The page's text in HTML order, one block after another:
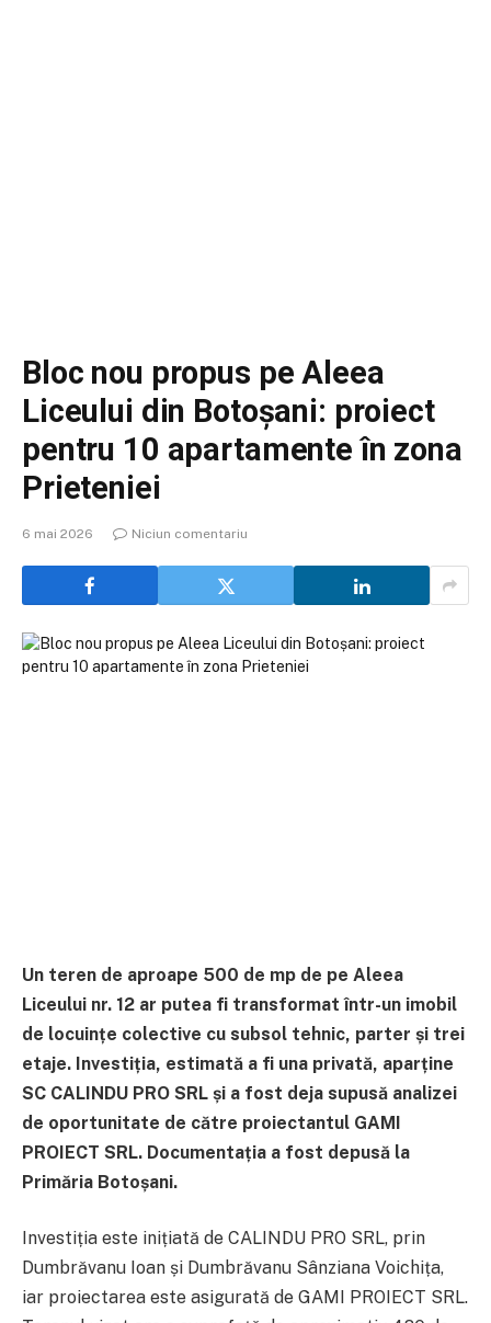
Bloc nou propus pe Aleea
Liceului din Botoșani: proiect
pentru 10 apartamente în zona
Prieteniei
6 mai 2026 Niciun comentariu
Un teren de aproape 500 de mp de pe Aleea
Liceului nr. 12 ar putea fi transformat într-un imobil
de locuințe colective cu subsol tehnic, parter și trei
etaje. Investiția, estimată a fi una privată, aparține
SC CALINDU PRO SRL și a fost deja supusă analizei
de oportunitate de către proiectantul GAMI
PROIECT SRL. Documentația a fost depusă la
Primăria Botoșani.
Investiția este inițiată de CALINDU PRO SRL, prin
Dumbrăvanu Ioan și Dumbrăvanu Sânziana Voichița,
iar proiectarea este asigurată de GAMI PROIECT SRL.